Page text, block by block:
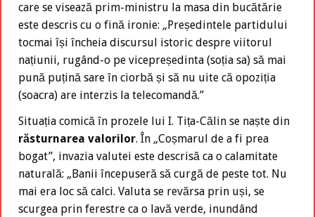
care se visează prim-ministru la masa din bucătărie
este descris cu o fină ironie: „Președintele partidului
tocmai își încheia discursul istoric despre viitorul
națiunii, rugând-o pe vicepreședinta (soția sa) să mai
pună puțină sare în ciorbă și să nu uite că opoziția
(soacra) are interzis la telecomandă.”
Situația comică în prozele lui I. Tița-Călin se naște din
răsturnarea valorilor. În „Coșmarul de a fi prea
bogat”, invazia valutei este descrisă ca o calamitate
naturală: „Banii începuseră să curgă de peste tot. Nu
mai era loc să calci. Valuta se revărsa prin uși, se
scurgea prin ferestre ca o lavă verde, inundând